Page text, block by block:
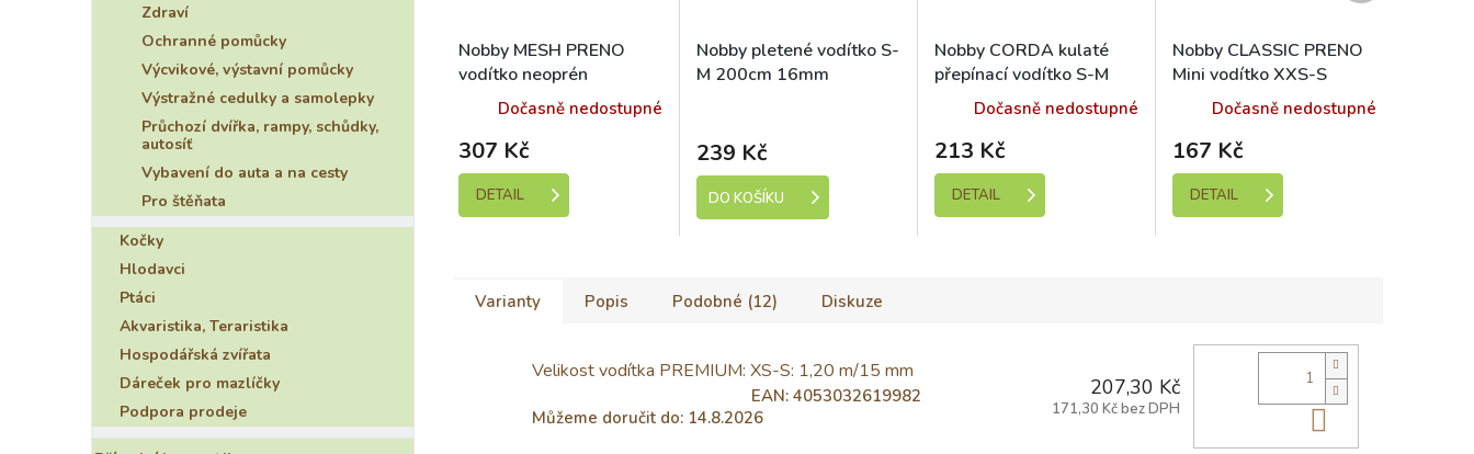
Zdraví
Ochranné pomůcky
Výcvikové, výstavní pomůcky
Výstražné cedulky a samolepky
Průchozí dvířka, rampy, schůdky,
autosíť
Vybavení do auta a na cesty
Pro štěňata
Kočky
Hlodavci
Ptáci
Akvaristika, Teraristika
Hospodářská zvířata
Dáreček pro mazlíčky
Podpora prodeje
Nobby MESH PRENO
vodítko neoprén
oranžové M/L 200cm
Dočasně nedostupné
307 Kč
DETAIL
Nobby pletené vodítko S-
M 200cm 16mm
239 Kč
DO KOŠÍKU
Nobby CORDA kulaté
přepínací vodítko S-M
200m/12mm modrá
Dočasně nedostupné
213 Kč
DETAIL
Nobby CLASSIC PRENO
Mini vodítko XXS-S
neoprén červená 2m
Dočasně nedostupné
167 Kč
DETAIL
Varianty Popis Podobné (12) Diskuze
Velikost vodítka PREMIUM: XS-S: 1,20 m/15 mm
EAN: 4053032619982
Můžeme doručit do: 14.8.2026
207,30 Kč
171,30 Kč bez DPH